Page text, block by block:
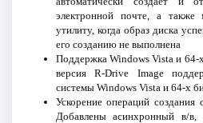
электронной почте, а
утилиту, когда образ диска
его созданию не выполнена
Поддержка Windows Vista и 64-
версия R-Drive Image
системы Windows Vista и 64-х
Ускорение операций создания
Добавлены асинхронный в/в,